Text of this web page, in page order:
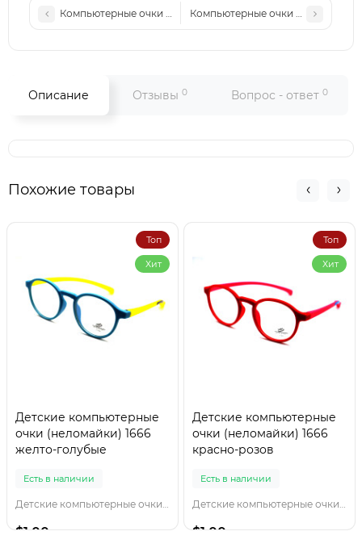
Компьютерные очки ММ 2554 с2Компьютерные очки ММ 2553 с3
Описание Отзывы 0 Вопрос - ответ 0
Похожие товары
Топ
Хит
Детские компьютерные
очки (неломайки) 1666
желто-голубые
Есть в наличии
Детские компьютерные очки 1666 желто-голубы
$1.00
Топ
Хит
Детские компьютерные
очки (неломайки) 1666
красно-розов
Есть в наличии
Детские компьютерные очки 1666 красно-розов
$1.00